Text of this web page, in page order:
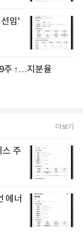
임'
율
더보기
스 주
에너